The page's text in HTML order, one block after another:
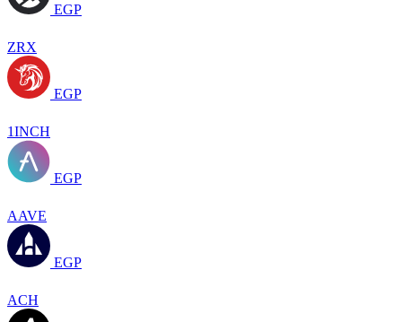
EGP
ZRX
EGP
1INCH
EGP
AAVE
EGP
ACH